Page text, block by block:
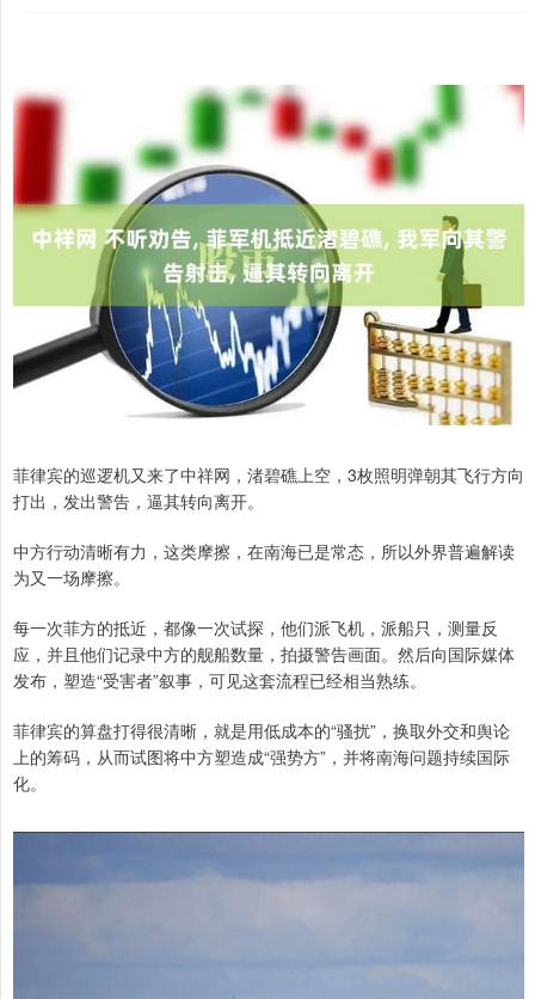
菲律宾的巡逻机又来了中祥网，渚碧礁上空，3枚照明弹朝其飞行方向
打出，发出警告，逼其转向离开。
中方行动清晰有力，这类摩擦，在南海已是常态，所以外界普遍解读
为又一场摩擦。
每一次菲方的抵近，都像一次试探，他们派飞机，派船只，测量反
应，并且他们记录中方的舰船数量，拍摄警告画面。然后向国际媒体
发布，塑造“受害者”叙事，可见这套流程已经相当熟练。
菲律宾的算盘打得很清晰，就是用低成本的“骚扰”，换取外交和舆论
上的筹码，从而试图将中方塑造成“强势方”，并将南海问题持续国际
化。